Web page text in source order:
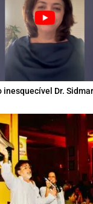
inesquecível Dr. Sidmar